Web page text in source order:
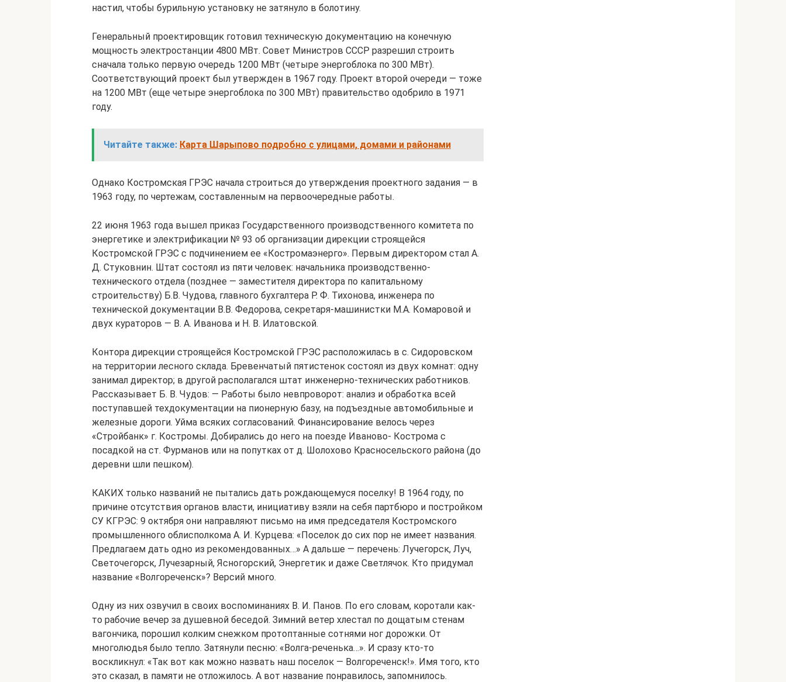
настил, чтобы бурильную установку не затянуло в болотину.
Генеральный проектировщик готовил техническую документацию на конечную
мощность электростанции 4800 МВт. Совет Министров СССР разрешил строить
сначала только первую очередь 1200 МВт (четыре энергоблока по 300 МВт).
Соответствующий проект был утвержден в 1967 году. Проект второй очереди — тоже
на 1200 МВт (еще четыре энергоблока по 300 МВт) правительство одобрило в 1971
году.
Читайте также: Карта Шарыпово подробно с улицами, домами и районами
Однако Костромская ГРЭС начала строиться до утверждения проектного задания — в
1963 году, по чертежам, составленным на первоочередные работы.
22 июня 1963 года вышел приказ Государственного производственного комитета по
энергетике и электрификации № 93 об организации дирекции строящейся
Костромской ГРЭС с подчинением ее «Костромаэнерго». Первым директором стал А.
Д. Стуковнин. Штат состоял из пяти человек: начальника производственно-
технического отдела (позднее — заместителя директора по капитальному
строительству) Б.В. Чудова, главного бухгалтера Р. Ф. Тихонова, инженера по
технической документации В.В. Федорова, секретаря-машинистки М.А. Комаровой и
двух кураторов — В. А. Иванова и Н. В. Илатовской.
Контора дирекции строящейся Костромской ГРЭС расположилась в с. Сидоровском
на территории лесного склада. Бревенчатый пятистенок состоял из двух комнат: одну
занимал директор; в другой располагался штат инженерно-технических работников.
Рассказывает Б. В. Чудов: — Работы было невпроворот: анализ и обработка всей
поступавшей техдокументации на пионерную базу, на подъездные автомобильные и
железные дороги. Уйма всяких согласований. Финансирование велось через
«Стройбанк» г. Костромы. Добирались до него на поезде Иваново- Кострома с
посадкой на ст. Фурманов или на попутках от д. Шолохово Красносельского района (до
деревни шли пешком).
КАКИХ только названий не пытались дать рождающемуся поселку! В 1964 году, по
причине отсутствия органов власти, инициативу взяли на себя партбюро и постройком
СУ КГРЭС: 9 октября они направляют письмо на имя председателя Костромского
промышленного облисполкома А. И. Курцева: «Поселок до сих пор не имеет названия.
Предлагаем дать одно из рекомендованных…» А дальше — перечень: Лучегорск, Луч,
Светочегорск, Лучезарный, Ясногорский, Энергетик и даже Светлячок. Кто придумал
название «Волгореченск»? Версий много.
Одну из них озвучил в своих воспоминаниях В. И. Панов. По его словам, коротали как-
то рабочие вечер за душевной беседой. Зимний ветер хлестал по дощатым стенам
вагончика, порошил колким снежком протоптанные сотнями ног дорожки. От
многолюдья было тепло. Затянули песню: «Волга-реченька…». И сразу кто-то
воскликнул: «Так вот как можно назвать наш поселок — Волгореченск!». Имя того, кто
это сказал, в памяти не отложилось. А вот название понравилось, запомнилось.